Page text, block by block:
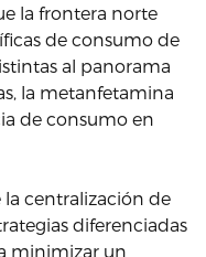
la frontera norte
de consumo de
al panorama
la metanfetamina
de consumo en
centralización de
diferenciadas
minimizar un